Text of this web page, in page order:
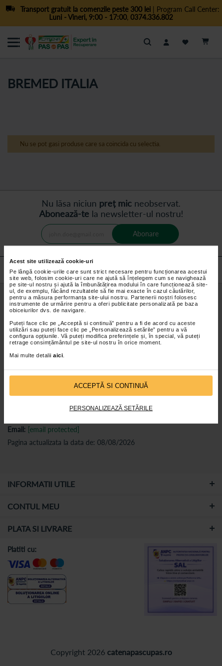
Acest site utilizează cookie-uri
Pe lângă cookie-urile care sunt strict necesare pentru funcționarea acestui
site web, folosim cookie-uri care ne ajută să înțelegem cum se navighează
pe site-ul nostru și ajută la îmbunătățirea modului în care funcționează site-
ul, de exemplu, făcând rezultatele să fie mai exacte în cazul căutărilor,
pentru a măsura performanța site-ului nostru. Partenerii noștri folosesc
instrumente de urmărire pentru a oferi publicitate personalizată pe baza
obiceiurilor dvs. de navigare.
Puteți face clic pe „Acceptă si continuă” pentru a fi de acord cu aceste
utilizări sau puteți face clic pe „Personalizează setările” pentru a vă
configura opțiunile. Vă puteți modifica preferințele și, în special, vă puteți
retrage consimțământul pe site-ul nostru în orice moment.
Mai multe detalii aici
ACCEPTĂ SI CONTINUĂ
PERSONALIZEAZĂ SETĂRILE
Transport gratuit la comenzile peste 300 lei| Program Call Center:
Luni - Vineri, 9:00 - 17:00, 0374.336.802
Cautare
BREMED ITALIA
Nu se pot gasi produse care sa coincida cu selectia.
Nu lăsa niciun preț mic neobservat.
Abonează-tela newsletter-ul nostru!
Abonare
CATENA PHARMA S.R.L.
RO3008793
Pitesti, str. Banat nr.2, judet Arges
Email: [email protected]
Pagina actualizata la data de: 08/08/2026
INFORMATII UTILE
CONTUL MEU
PLATA SI LIVRARE
Copyright 2026 catenapascupas.ro
Platiti cu: